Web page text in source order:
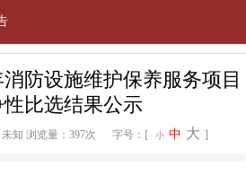
防设施维护保养服务项目
比选结果公示
知 浏览量：397次 字号：[ 小 中 大 ]